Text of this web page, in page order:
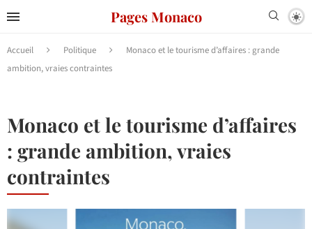
Pages Monaco
Accueil Politique
Monaco et le tourisme d’affaires : grande
ambition, vraies contraintes
Monaco et le tourisme d’affaires
: grande ambition, vraies
contraintes